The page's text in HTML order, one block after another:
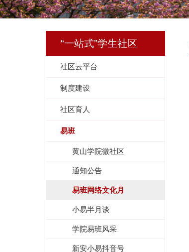
“一站式”学生社区
社区云平台
制度建设
社区育人
易班
黄山学院微社区
通知公告
易班网络文化月
小易半月谈
学院易班风采
新安小易抖音号